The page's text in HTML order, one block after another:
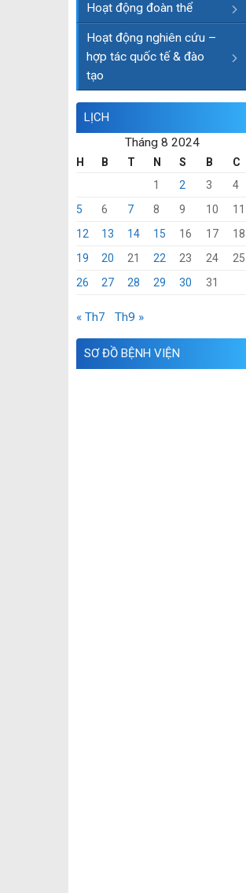
Hoạt động đoàn thể
Hoạt động nghiên cứu –
hợp tác quốc tế & đào
tạo
LỊCH
Tháng 8 2024
H B T N S B
C
1
2 3
4
5
6 7 8 9 10
11
12
13 14 15 16 17
18
19
20 21 22 23 24
25
26
27 28 29 30 31
« Th7 Th9 »
SƠ ĐỒ BỆNH VIỆN